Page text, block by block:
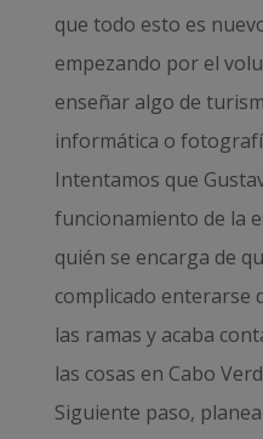
que todo esto es
empezando por el
enseñar algo de
informática o
Intentamos que
funcionamiento de la
quién se encarga de
complicado enterarse
las ramas y acaba
las cosas en Cabo
Siguiente paso,